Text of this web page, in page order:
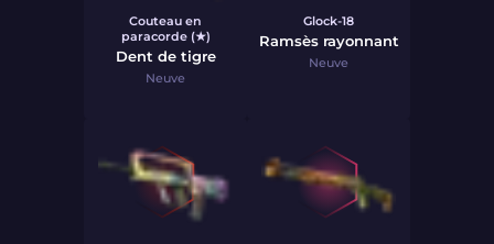
Couteau en
paracorde (★)
Dent de tigre
Neuve
Glock-18
Ramsès rayonnant
Neuve